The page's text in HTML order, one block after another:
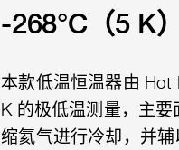
-268°C（5 K
本款低温恒温器由 Hot
K 的极低温测量，主
缩氦气进行冷却，并辅